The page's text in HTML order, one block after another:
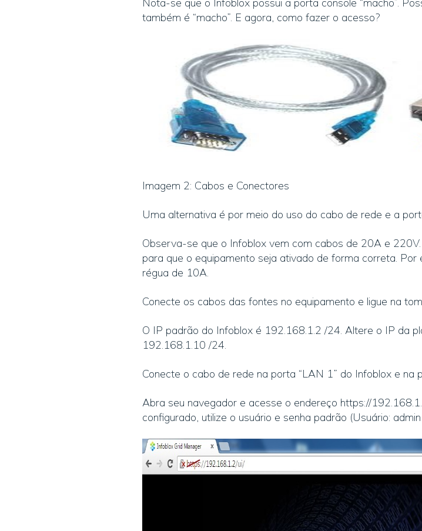
também é “macho”. E agora, como fazer o acesso?
Imagem 2: Cabos e Conectores
Uma alternativa é por meio do uso do cabo de rede e a
Observa-se que o Infoblox vem com cabos de 20A e
para que o equipamento seja ativado de forma correta.
régua de 10A.
Conecte os cabos das fontes no equipamento e ligue na
O IP padrão do Infoblox é 192.168.1.2 /24. Altere o IP da
192.168.1.10 /24.
Conecte o cabo de rede na porta “LAN 1” do Infoblox e na
Abra seu navegador e acesse o endereço https://
configurado, utilize o usuário e senha padrão (Usuário: